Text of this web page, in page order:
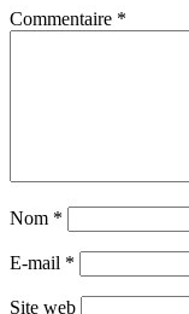
Commentaire *
Nom *
E-mail *
Site web